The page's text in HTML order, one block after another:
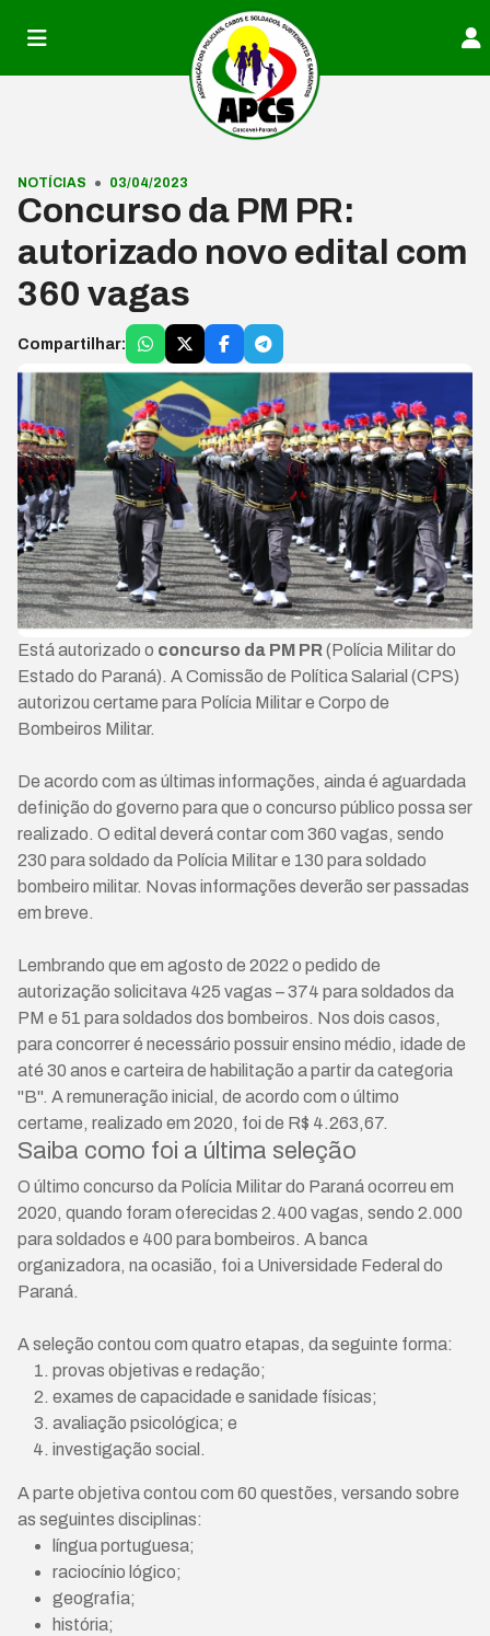
NOTÍCIAS 03/04/2023
Concurso da PM PR:
autorizado novo edital com
360 vagas
Compartilhar:
Está autorizado o concurso da PM PR(Polícia Militar do
Estado do Paraná). A Comissão de Política Salarial (CPS)
autorizou certame para Polícia Militar e Corpo de
Bombeiros Militar.
De acordo com as últimas informações, ainda é aguardada
definição do governo para que o concurso público possa ser
realizado. O edital deverá contar com 360 vagas, sendo
230 para soldado da Polícia Militar e 130 para soldado
bombeiro militar. Novas informações deverão ser passadas
em breve.
Lembrando que em agosto de 2022 o pedido de
autorização solicitava 425 vagas – 374 para soldados da
PM e 51 para soldados dos bombeiros. Nos dois casos,
para concorrer é necessário possuir ensino médio, idade de
até 30 anos e carteira de habilitação a partir da categoria
"B". A remuneração inicial, de acordo com o último
certame, realizado em 2020, foi de R$ 4.263,67.
Saiba como foi a última seleção
O último concurso da Polícia Militar do Paraná ocorreu em
2020, quando foram oferecidas 2.400 vagas, sendo 2.000
para soldados e 400 para bombeiros. A banca
organizadora, na ocasião, foi a Universidade Federal do
Paraná.
A seleção contou com quatro etapas, da seguinte forma:
provas objetivas e redação;
exames de capacidade e sanidade físicas;
avaliação psicológica; e
investigação social.
A parte objetiva contou com 60 questões, versando sobre
as seguintes disciplinas:
língua portuguesa;
raciocínio lógico;
geografia;
história;